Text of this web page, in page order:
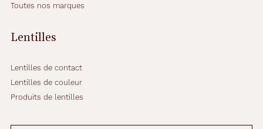
Toutes nos marques
Lentilles
Lentilles de contact
Lentilles de couleur
Produits de lentilles